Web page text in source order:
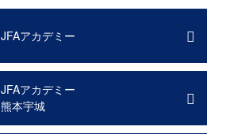
JFAアカデミー
JFAアカデミー
熊本宇城